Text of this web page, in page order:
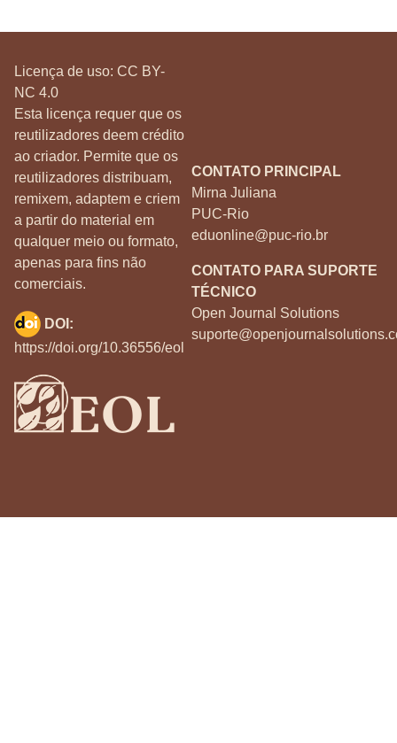
Licença de uso: CC BY-
NC 4.0
Esta licença requer que os
reutilizadores deem crédito
ao criador. Permite que os
reutilizadores distribuam,
remixem, adaptem e criem
a partir do material em
qualquer meio ou formato,
apenas para fins não
comerciais.
CONTATO PRINCIPAL
Mirna Juliana
PUC-Rio
eduonline@puc-rio.br
CONTATO PARA SUPORTE
TÉCNICO
Open Journal Solutions
DOI:
https://doi.org/10.36556/eol